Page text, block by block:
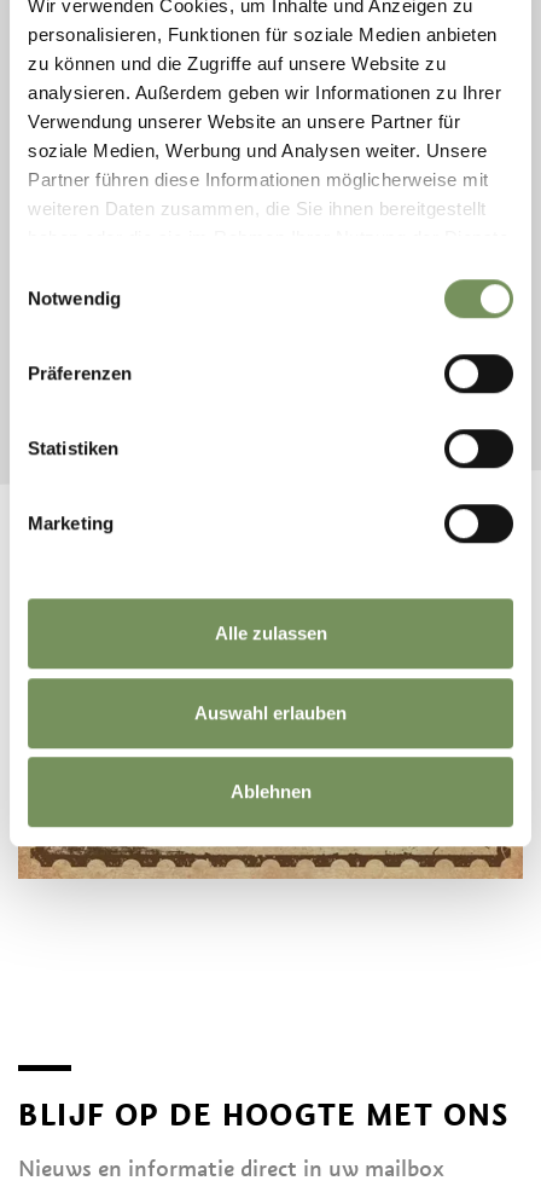
Wir verwenden Cookies, um Inhalte und Anzeigen zu
personalisieren, Funktionen für soziale Medien anbieten
zu können und die Zugriffe auf unsere Website zu
analysieren. Außerdem geben wir Informationen zu Ihrer
Verwendung unserer Website an unsere Partner für
soziale Medien, Werbung und Analysen weiter. Unsere
Partner führen diese Informationen möglicherweise mit
weiteren Daten zusammen, die Sie ihnen bereitgestellt
Notwendig
Präferenzen
Statistiken
Marketing
Alle zulassen
Auswahl erlauben
Ablehnen
sep
BLIJF OP DE HOOGTE MET ONS
Nieuws en informatie direct in uw mailbox